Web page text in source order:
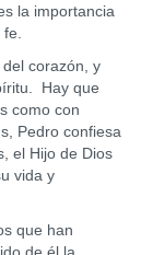
la importancia
fe.
corazón, y
Hay que
como con
Pedro confiesa
el Hijo de Dios
vida y
que han